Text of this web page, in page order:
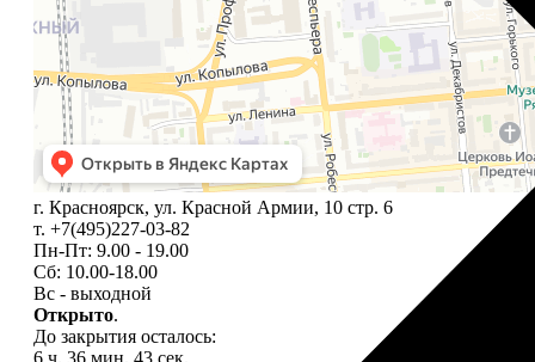
г. Красноярск, ул. Красной Армии, 10 стр. 6
т. +7(495)227-03-82
Пн-Пт: 9.00 - 19.00
Сб: 10.00-18.00
Вс - выходной
Открыто.
До закрытия осталось:
6 ч. 36 мин. 42 сек.